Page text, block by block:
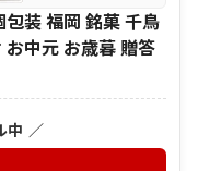
装 福岡 銘菓 千鳥
中元 お歳暮 贈答
中 ／